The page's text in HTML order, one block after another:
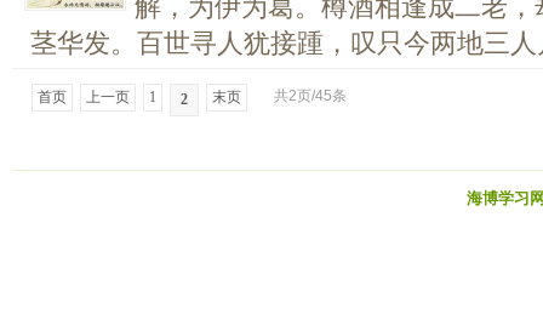
解，为伊为葛。樽酒相逢成二老
茎华发。百世寻人犹接踵，叹只今两地三
共2页/45条
首页 上一页 1 2 末页
海博学习